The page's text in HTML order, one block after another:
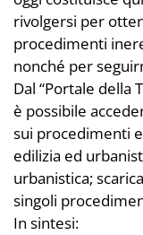
rivolgersi per
procedimenti
nonché per
Dal “Portale della
è possibile
sui procedimenti
edilizia ed
urbanistica;
singoli
In sintesi: